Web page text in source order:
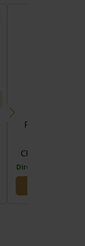
FESTINA
CHRONOGRAAF
Direct leverbaar, 1